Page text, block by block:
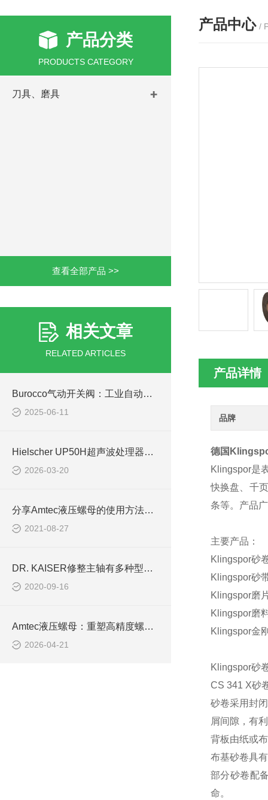
产品分类
PRODUCTS CATEGORY
刀具、磨具
查看全部产品 >>
相关文章
RELATED ARTICLES
Burocco气动开关阀：工业自动化控制的可靠选择
2025-06-11
Hielscher UP50H超声波处理器用于生物、化学实验室
2026-03-20
分享Amtec液压螺母的使用方法和注意事项
2021-08-27
DR. KAISER修整主轴有多种型号，如何选择呢？
2020-09-16
Amtec液压螺母：重塑高精度螺栓预紧的工业标准
2026-04-21
产品中心 /
产品详情
品牌
德国
Klingspor是
快换盘、千
条等。产品
主要产品：
Klingspor砂
Klingspor砂
Klingspor磨
Klingspor磨
Klingspor金
Klingspor砂
CS 341 X砂
砂卷采用封
屑间隙，有
背板由纸或
布基砂卷具
部分砂卷配
命。